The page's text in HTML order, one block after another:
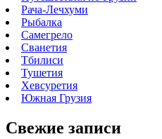
Рача-Лечхуми
Рыбалка
Самегрело
Сванетия
Тбилиси
Тушетия
Хевсуретия
Южная Грузия
Свежие записи